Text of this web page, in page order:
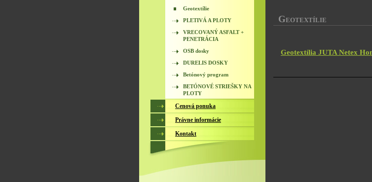
GEOTEXTÍLIE
Geotextília JUTA Netex
Geotextílie
PLETIVÁ A PLOTY
VRECOVANÝ ASFALT +
PENETRÁCIA
OSB dosky
DURELIS DOSKY
Betónový program
BETÓNOVÉ STRIEŠKY NA
PLOTY
Cenová ponuka
Právne informácie
Kontakt